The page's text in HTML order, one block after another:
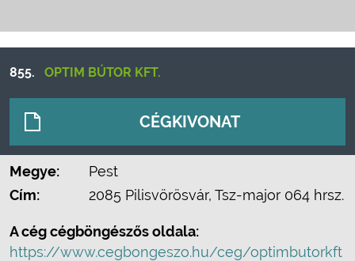
855. OPTIM BÚTOR KFT.
CÉGKIVONAT
Megye:
Pest
Cím:
2085 Pilisvörösvár, Tsz-major 064 hrsz.
A cég cégböngészős oldala:
https://www.cegbongeszo.hu/ceg/optimbutorkft